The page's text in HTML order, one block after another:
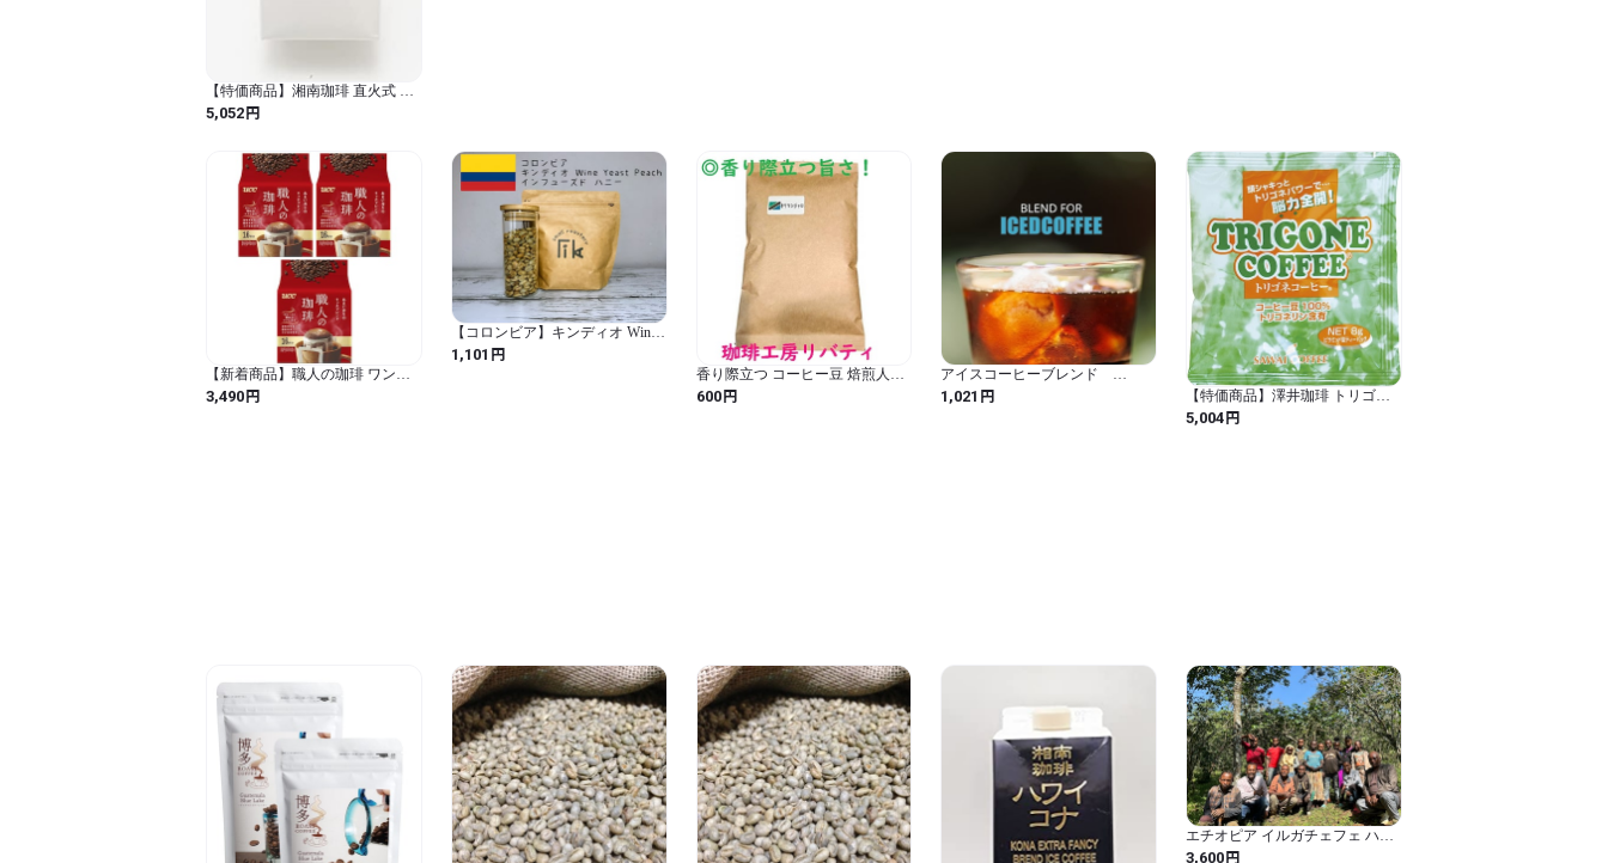
【特価商品】湘南珈琲 直火式 自
家焙煎 珈琲豆 ネルドリップ ハワ
イコナ アイスコーヒー 無糖
用)×6本 (1.0リットル (x 6) / ノン
フレーバー)
5,052円
【新着商品】職人の珈琲 ワンド
リップコーヒー あまい香りのリ
ッチブレンド 48杯 (16杯分×3個)
3,490円
【コロンビア】キンディオ Wine
Yeast Peach インフューズド ハニ
ー 100g 「小さな焙煎所FiKA」
1,101 円
香り際立つ コーヒー豆 焙煎人珈
琲豆也 の タンザニア キリマンジ
ャロ コーヒー 【豆】100ｇ
600円
アイスコーヒーブレンド
ICEDCOFFEE BLEND
1,021 円
【特価商品】澤井珈琲 トリゴネ
コーヒー トリゴネリン コーヒー
ティーバッグ 8g × 30袋 (30袋 / プ
5,004円
エチオピア イルガチェフェ ハル
スケ ナチュラル 中浅煎り 250g
3,600円